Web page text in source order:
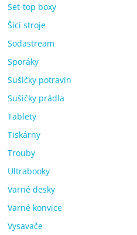
Set-top boxy
Šicí stroje
Sodastream
Sporáky
Sušičky potravin
Sušičky prádla
Tablety
Tiskárny
Trouby
Ultrabooky
Varné desky
Varné konvice
Vysavače